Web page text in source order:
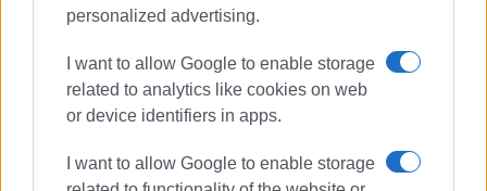
personalized advertising.
I want to allow Google to enable storage
related to analytics like cookies on web
or device identifiers in apps.
I want to allow Google to enable storage
τροπολογίες προς όφελος μεγάλων συμφερόντων ή
Αρμόδιο Δικαστήριο: το ΑΕΔ, στο οποίο θα μπορεί να
προσφύγει κάθε κόμμα, φορέας ή πολίτης.
Για να ψηφιστεί τροπολογία σε άσχετο νομοσχέδιο
απαιτείται η έγκριση των 4/5 των βουλευτών.